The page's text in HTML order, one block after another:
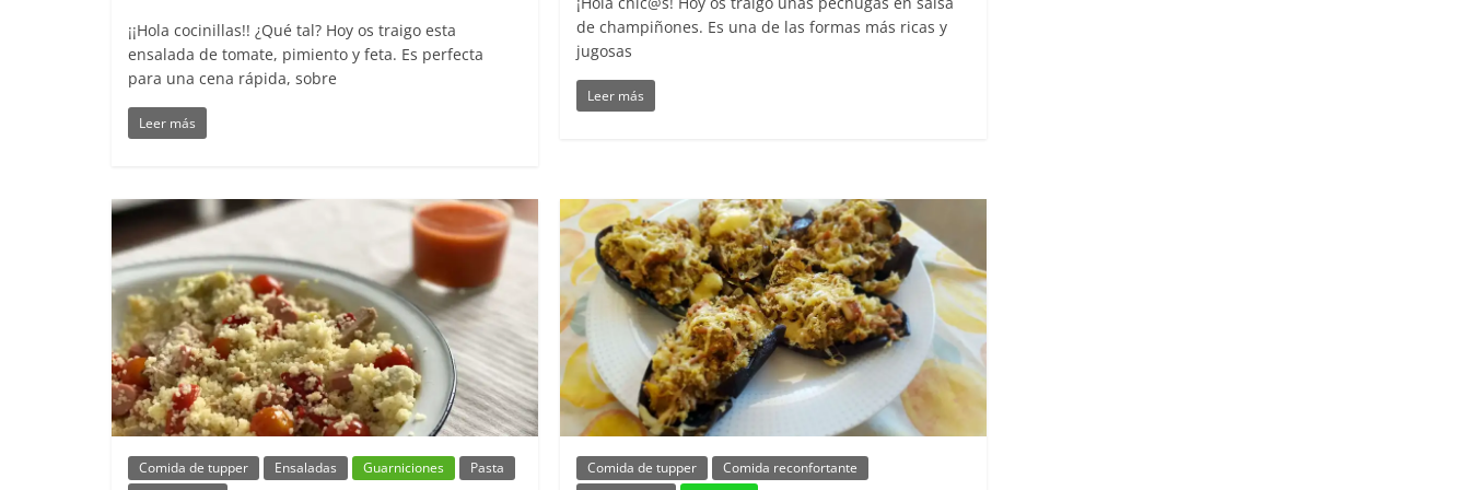
¡¡Hola cocinillas!! ¿Qué tal? Hoy os traigo esta
ensalada de tomate, pimiento y feta. Es perfecta
para una cena rápida, sobre
Leer más
de champiñones. Es una de las formas más ricas y
jugosas
Leer más
Comida de tupper Ensaladas Guarniciones
Pasta
Comida de tupper
Comida reconfortante